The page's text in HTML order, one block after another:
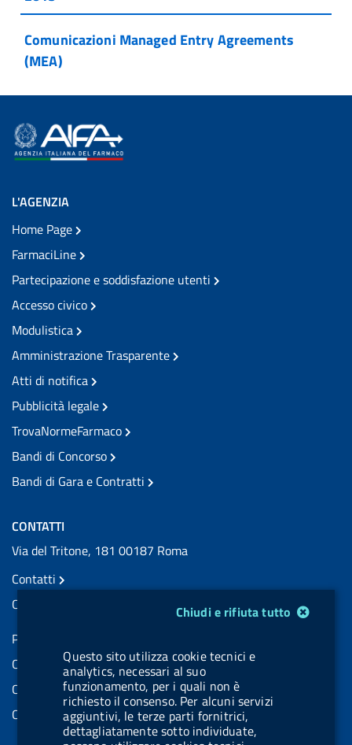
Comunicazioni Managed Entry Agreements
(MEA)
Chiudi e rifiuta tutto
Questo sito utilizza cookie tecnici e
analytics, necessari al suo
funzionamento, per i quali non è
richiesto il consenso. Per alcuni servizi
aggiuntivi, le terze parti fornitrici,
dettagliatamente sotto individuate,
L'AGENZIA
Home Page
FarmaciLine
Partecipazione e soddisfazione utenti
Accesso civico
Modulistica
Amministrazione Trasparente
Atti di notifica
Pubblicità legale
TrovaNormeFarmaco
Bandi di Concorso
Bandi di Gara e Contratti
CONTATTI
Via del Tritone, 181 00187 Roma
Contatti
Contatti PEC
Partita IVA: 08703841000
Codice Fiscale: 97345810580
Codice IPA AIFA: aifa_rm
Codice IPA UCB: UFE1TR